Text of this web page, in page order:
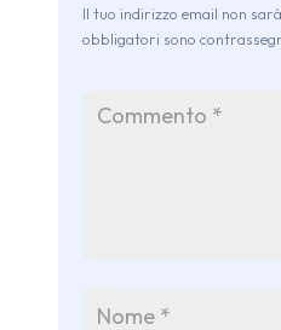
Il tuo indirizzo email non
obbligatori sono